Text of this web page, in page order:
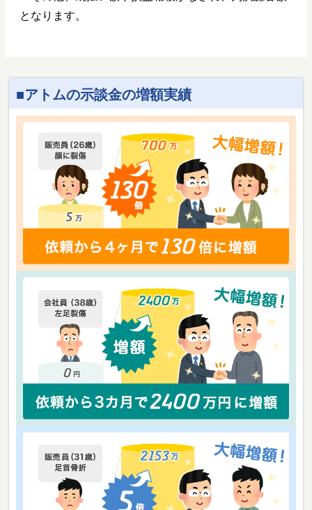
となります。
アトムの示談金の増額実績